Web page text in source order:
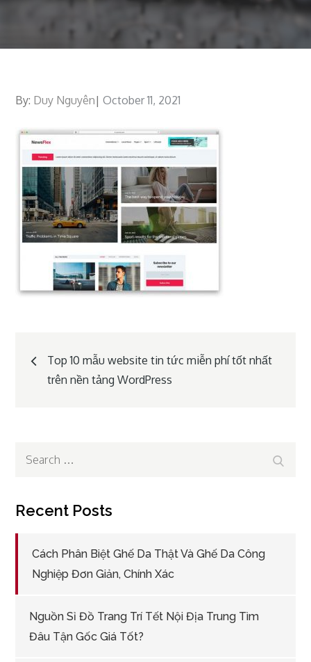
By: Duy Nguyên Posted
October 11, 2021
Post
navigation
Top 10 mẫu website tin tức miễn phí tốt nhất
trên nền tảng WordPress
Search
Recent Posts
Cách Phân Biệt Ghế Da Thật Và Ghế Da Công
Nghiệp Đơn Giản, Chính Xác
Nguồn Sỉ Đồ Trang Trí Tết Nội Địa Trung Tìm
Đâu Tận Gốc Giá Tốt?